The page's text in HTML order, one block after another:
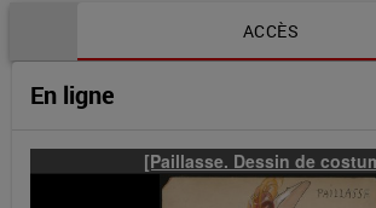
Contenu de la notice
ACCÈS
En ligne